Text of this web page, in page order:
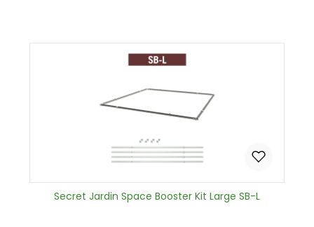
Secret Jardin Space Booster Kit Large SB-L